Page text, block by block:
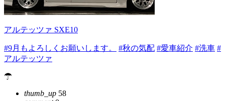
アルテッツァ SXE10
#9月もよろしくお願いします。 #秋の気配 #愛車紹介 #洗車 #
アルテッツァ
☂
thumb_up 58